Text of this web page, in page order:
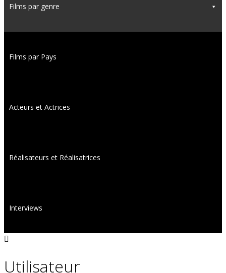
Films par genre
Films par Pays
Acteurs et Actrices
Réalisateurs et Réalisatrices
Interviews
Utilisateur